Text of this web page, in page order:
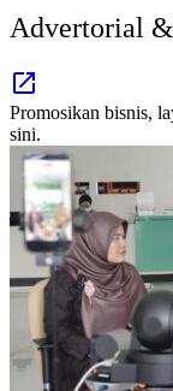
Advertorial
Promosikan bisnis,
sini.